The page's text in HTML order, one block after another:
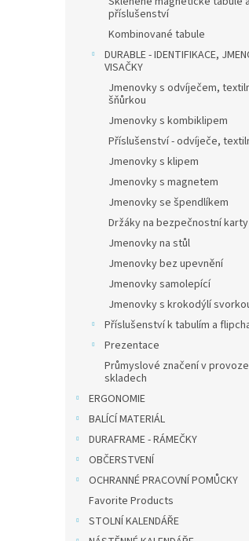
příslušenství
Kombinované tabule
DURABLE - IDENTIFIKACE,
VISAČKY
Jmenovky s odvíječem,
šňůrkou
Jmenovky s kombiklipem
Příslušenství - odvíječe,
Jmenovky s klipem
Jmenovky s magnetem
Jmenovky se špendlíkem
Držáky na bezpečnostní karty
Jmenovky na stůl
Jmenovky bez upevnění
Jmenovky samolepící
Jmenovky s krokodýlí
Příslušenství k tabulím a
Prezentace
Průmyslové značení v
skladech
ERGONOMIE
BALÍCÍ MATERIÁL
DURAFRAME - RÁMEČKY
OBČERSTVENÍ
OCHRANNÉ PRACOVNÍ POMŮCKY
Favorite Products
STOLNÍ KALENDÁŘE